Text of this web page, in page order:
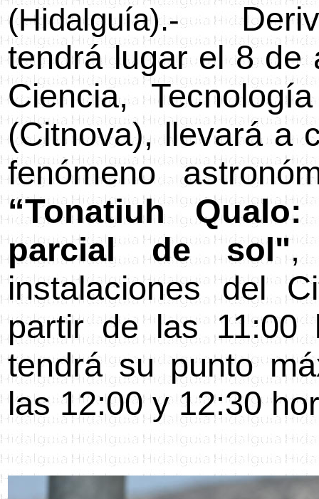
(Hidalguía).-
tendrá lugar el 8 de
Ciencia,
(Citnova), llevará a
fenómeno
“Tonatiuh
parcial de sol",
instalaciones del
partir de las 11:00
tendrá su punto
las 12:00 y 12:30